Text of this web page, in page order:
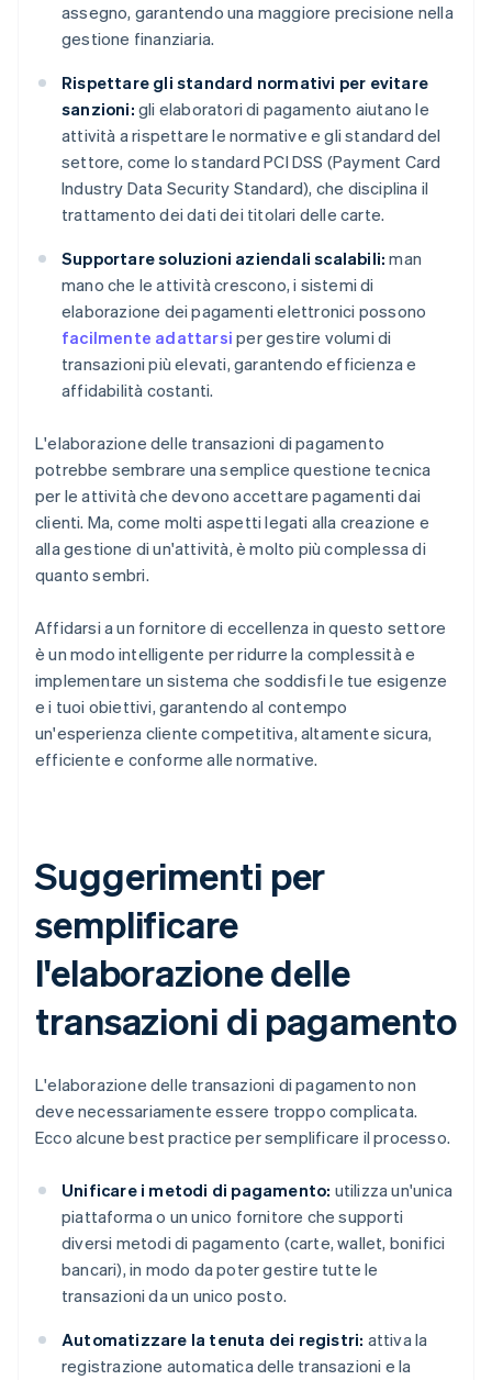
assegno, garantendo una maggiore precisione nella
gestione finanziaria.
Rispettare gli standard normativi per evitare
sanzioni: gli elaboratori di pagamento aiutano le
attività a rispettare le normative e gli standard del
settore, come lo standard PCI DSS (Payment Card
Industry Data Security Standard), che disciplina il
trattamento dei dati dei titolari delle carte.
Supportare soluzioni aziendali scalabili: man
mano che le attività crescono, i sistemi di
elaborazione dei pagamenti elettronici possono
facilmente adattarsi per gestire volumi di
transazioni più elevati, garantendo efficienza e
affidabilità costanti.
L'elaborazione delle transazioni di pagamento
potrebbe sembrare una semplice questione tecnica
per le attività che devono accettare pagamenti dai
clienti. Ma, come molti aspetti legati alla creazione e
alla gestione di un'attività, è molto più complessa di
quanto sembri.
Affidarsi a un fornitore di eccellenza in questo settore
è un modo intelligente per ridurre la complessità e
implementare un sistema che soddisfi le tue esigenze
e i tuoi obiettivi, garantendo al contempo
un'esperienza cliente competitiva, altamente sicura,
efficiente e conforme alle normative.
Suggerimenti per
semplificare
l'elaborazione delle
transazioni di pagamento
L'elaborazione delle transazioni di pagamento non
deve necessariamente essere troppo complicata.
Ecco alcune best practice per semplificare il processo.
Unificare i metodi di pagamento: utilizza un'unica
piattaforma o un unico fornitore che supporti
diversi metodi di pagamento (carte, wallet, bonifici
bancari), in modo da poter gestire tutte le
transazioni da un unico posto.
Automatizzare la tenuta dei registri: attiva la
registrazione automatica delle transazioni e la